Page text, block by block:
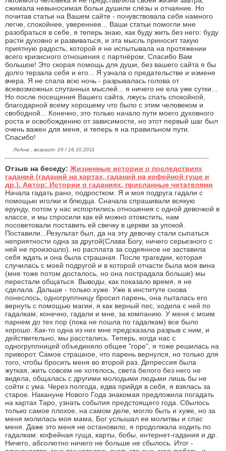
сжимала невыносимая больи душили слёзы и отчаяние. Но
почитав статьи на Вашем сайте - почувствовала себя намного
легче, спокойнее, увереннее... Ваши статьи помогли мне
разобраться в себе, я теперь знаю, как буду жить без него: буду
расти духовно и развиваться, и эта мысль приносит такую
приятную радость, которой я не испытывала на протяжении
всего кризисного отношения с партнёром. Спасибо Вам
большое! Это скорая помощь для души, без вашего сайта я бы
долго терзала себя и его... Я узнала о предательстве и измене
вчера. Я не спала всю ночь - разрывалась голова от
всевозможных спутанных мыслей... я ничего не ела уже сутки...
Но после посещения Вашего сайта, лжусь спать спокойной,
благодарной всему хорошему что было с этим человеком и
свободной... Конечно, это только начало пути моего духовного
роста и освобождению от зависимости, но этот первый шаг был
очень важен для меня, и теперь я на правильном пути.
Спасибо!
ЛеАна , возраст: 29 / 16.10.2011
Отзыв на беседу: Жизненные истории о последствиях
гаданий (гаданий на картах, гаданий на кофейной гуще и
др.). Автор: Истории о гаданиях, присланные читателями
Начала гадать рано, подростком. Я и моя подруга гадали с
помощью иголки и блюдца. Сначала спрашивали всякую
ерунду, потом у нас испортились отношения с одной девочкой в
классе, и мы спросили как ей можно отомстить, нам
посоветовали поставить ей свечку в церкви за упокой.
Поставили...Результат был, да на эту девочку стали сыпаться
неприятности одна за другой(Слава Богу, ничего серьезного с
ней не произошло), но расплата за содеянное не заставила
себя ждать и она была страшная. После трагедии, которая
случилась с моей подругой и в которой отчасти была моя вина
(мне тоже потом досталось, но она пострадала больше) мы
перестали общаться. Выводы, как показало время, я не
сделала. Дальше - только хуже. Уже в институте снова
понеслось, одногруппницу бросил парень, она пыталась его
вернуть с помощью магии, я как верный пес, ходила с ней по
гадалкам, конечно, гадали и мне, за компанию. У меня с моим
парнем до тех пор (пока не пошла по гадалкам) все было
хорошо. Как-то одна из них мне предсказала разрыв с ним, и
действительно, мы расстались. Теперь, когда нас с
одногруппницей объединяло общее "горе", я тоже решилась на
приворот. Самое страшное, что парень вернулся, но только для
того, чтобы бросить меня во второй раз. Депрессия была
жуткая, жить совсем не хотелось, света белого без него не
видела, общалась с другими молодыми людьми лишь бы не
сойти с ума. Через полгода, едва прийдя в себя, я взялась за
старое. Накануне Нового Года знакомая предложила погадать
на картах Таро, узнать события предстоящего года. Сбылось
только самое плохое, на самом деле, могло быть и хуже, но за
меня молилась моя мама, Бог услышал ее молитвы и спас
меня. Даже это меня не остановило, я продолжала ходить по
гадалкам: кофейная гуща, карты, бобы, интернет-гадания и др.
Ничего, абсолютно ничего не больше не сбылось. Итог -